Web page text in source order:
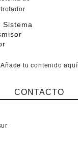
Sistema
Añade tu contenido aquí
CONTACTO